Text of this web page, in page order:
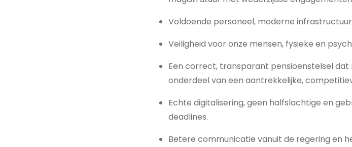
Voldoende personeel, moderne
Veiligheid voor onze mensen, fysieke en
Een correct, transparant pensioenstelsel
onderdeel van een aantrekkelijke,
Echte digitalisering, geen halfslachtige en
deadlines.
Betere communicatie vanuit de regering en